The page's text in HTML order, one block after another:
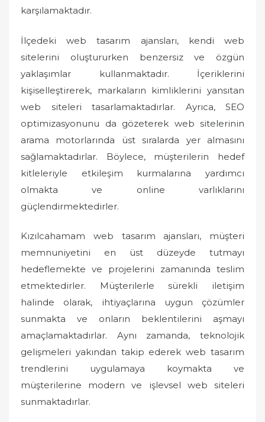
karşılamaktadır.
İlçedeki web tasarım ajansları, kendi web
sitelerini oluştururken benzersiz ve özgün
yaklaşımlar kullanmaktadır. İçeriklerini
kişiselleştirerek, markaların kimliklerini yansıtan
web siteleri tasarlamaktadırlar. Ayrıca, SEO
optimizasyonunu da gözeterek web sitelerinin
arama motorlarında üst sıralarda yer almasını
sağlamaktadırlar. Böylece, müşterilerin hedef
kitleleriyle etkileşim kurmalarına yardımcı
olmakta ve online varlıklarını
güçlendirmektedirler.
Kızılcahamam web tasarım ajansları, müşteri
memnuniyetini en üst düzeyde tutmayı
hedeflemekte ve projelerini zamanında teslim
etmektedirler. Müşterilerle sürekli iletişim
halinde olarak, ihtiyaçlarına uygun çözümler
sunmakta ve onların beklentilerini aşmayı
amaçlamaktadırlar. Aynı zamanda, teknolojik
gelişmeleri yakından takip ederek web tasarım
trendlerini uygulamaya koymakta ve
müşterilerine modern ve işlevsel web siteleri
sunmaktadırlar.